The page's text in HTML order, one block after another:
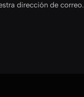
dirección de correo.